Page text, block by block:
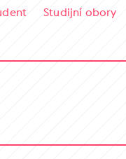
Studijní obory